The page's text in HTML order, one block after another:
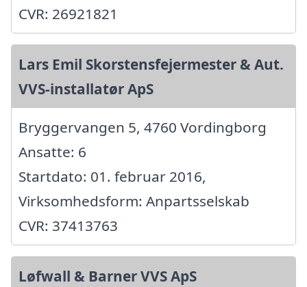
CVR: 26921821
Lars Emil Skorstensfejermester & Aut.
VVS-installatør ApS
Bryggervangen 5, 4760 Vordingborg
Ansatte: 6
Startdato: 01. februar 2016,
Virksomhedsform: Anpartsselskab
CVR: 37413763
Løfwall & Barner VVS ApS